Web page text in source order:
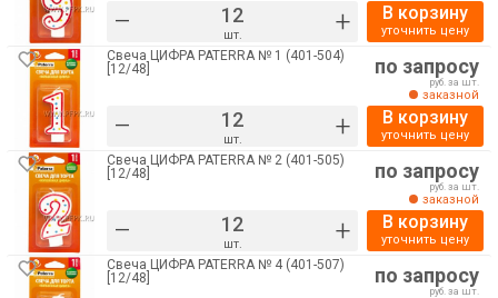
– шт. + В корзину
уточнить цену
Свеча ЦИФРА PATERRA № 1 (401-504)
[12/48]
– шт. +
по запросу
руб. за шт.
заказной
В корзину
уточнить цену
Свеча ЦИФРА PATERRA № 2 (401-505)
[12/48]
– шт. +
по запросу
руб. за шт.
заказной
В корзину
уточнить цену
Свеча ЦИФРА PATERRA № 4 (401-507)
[12/48]
по запросу
руб. за шт.